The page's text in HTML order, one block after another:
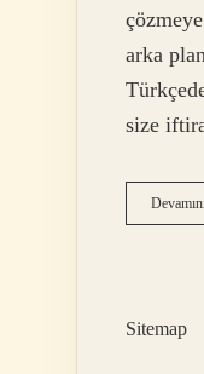
arka
size
Sitemap